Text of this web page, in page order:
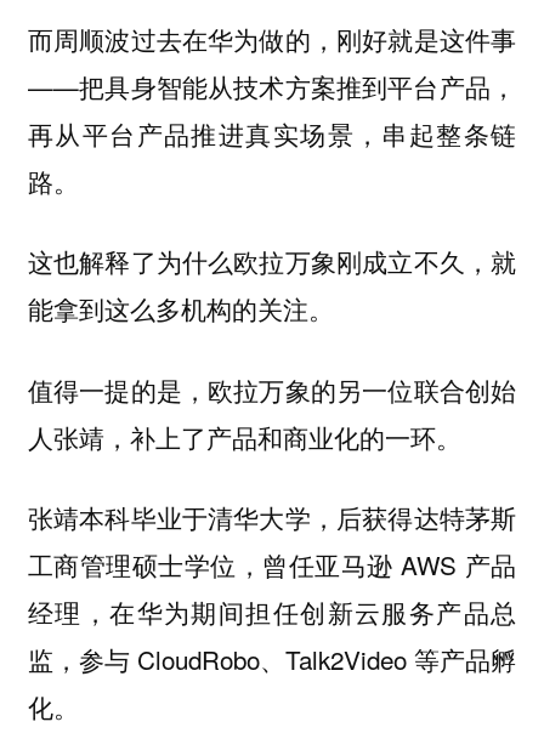
而周顺波过去在华为做的，刚好就是这件事
——把具身智能从技术方案推到平台产品，
再从平台产品推进真实场景，串起整条链
路。
这也解释了为什么欧拉万象刚成立不久，就
能拿到这么多机构的关注。
值得一提的是，欧拉万象的另一位联合创始
人张靖，补上了产品和商业化的一环。
张靖本科毕业于清华大学，后获得达特茅斯
工商管理硕士学位，曾任亚马逊 AWS 产品
经理，在华为期间担任创新云服务产品总
监，参与 CloudRobo、Talk2Video 等产品孵
化。